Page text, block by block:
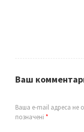
Ваш
Ваша e-mail адреса не
позначені *